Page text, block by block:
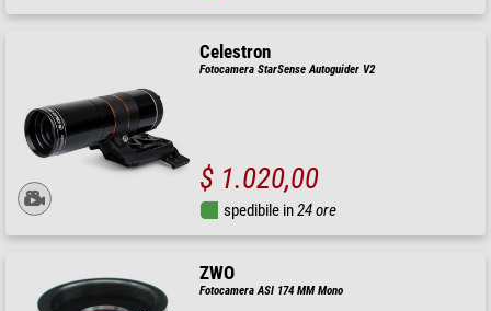
Celestron
Fotocamera StarSense Autoguider V2
$ 1.020,00
spedibile in24 ore
ZWO
Fotocamera ASI 174 MM Mono